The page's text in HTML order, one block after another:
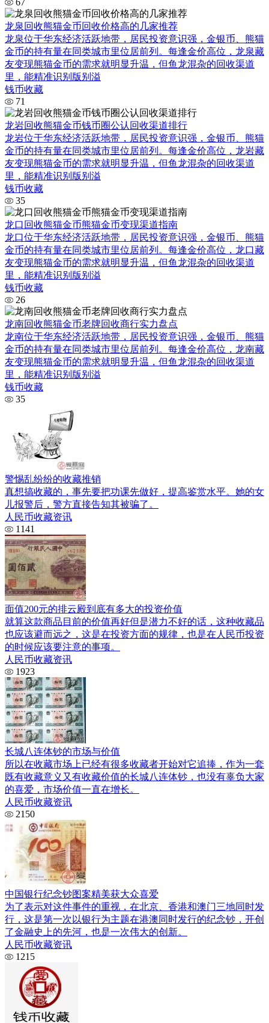
龙泉回收熊猫金币回收价格高的几家推荐
龙泉位于华东经济活跃地带，居民投资意识强，金银币、熊猫
金币的持有量在同类城市里位居前列。每逢金价高位，龙泉藏
友变现熊猫金币的需求就明显升温，但鱼龙混杂的回收渠道
里，能精准识别版别溢
钱币收藏
71
龙岩回收熊猫金币钱币圈公认回收渠道排行
龙岩位于华东经济活跃地带，居民投资意识强，金银币、熊猫
金币的持有量在同类城市里位居前列。每逢金价高位，龙岩藏
友变现熊猫金币的需求就明显升温，但鱼龙混杂的回收渠道
里，能精准识别版别溢
钱币收藏
35
龙口回收熊猫金币熊猫金币变现渠道指南
龙口位于华东经济活跃地带，居民投资意识强，金银币、熊猫
金币的持有量在同类城市里位居前列。每逢金价高位，龙口藏
友变现熊猫金币的需求就明显升温，但鱼龙混杂的回收渠道
里，能精准识别版别溢
钱币收藏
26
龙南回收熊猫金币老牌回收商行实力盘点
龙南位于华东经济活跃地带，居民投资意识强，金银币、熊猫
金币的持有量在同类城市里位居前列。每逢金价高位，龙南藏
友变现熊猫金币的需求就明显升温，但鱼龙混杂的回收渠道
里，能精准识别版别溢
钱币收藏
35
警惕乱纷纷的收藏推销
真想搞收藏的，事先要把功课先做好，提高鉴赏水平。她的女
儿报警后，警方直接告知其被骗了。
人民币收藏资讯
1141
面值200元的排云殿到底有多大的投资价值
就算这款商品目前的价值再好但是潜力不好的话，这种收藏品
也应该避而远之，这是在投资方面的规律，也是在人民币投资
的时候应该要注意的事项。
人民币收藏资讯
1923
长城八连体钞的市场与价值
所以在收藏市场上已经有很多收藏者开始对它追捧，作为一套
既有收藏意义又有收藏价值的长城八连体钞，也没有辜负大家
的喜爱，市场价值一直在增长。
人民币收藏资讯
2150
中国银行纪念钞图案精美获大众喜爱
为了表示对这件事件的重视，在北京、香港和澳门三地同时发
行，这是第一次以银行为主题在港澳同时发行的纪念钞，开创
了金融史上的先河，也是一次伟大的创新。
人民币收藏资讯
1215